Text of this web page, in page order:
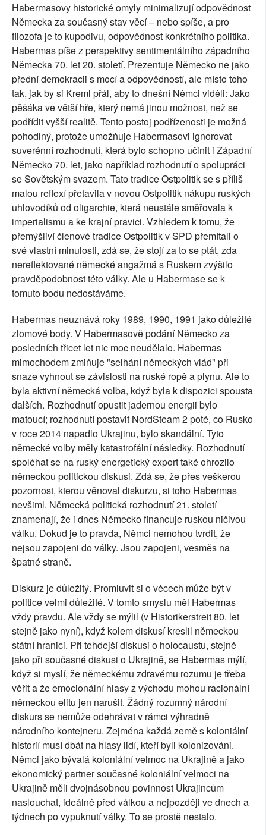
Habermasovy historické omyly minimalizují odpovědnost
Německa za současný stav věcí – nebo spíše, a pro
filozofa je to kupodivu, odpovědnost konkrétního politika.
Habermas píše z perspektivy sentimentálního západního
Německa 70. let 20. století. Prezentuje Německo ne jako
přední demokracii s mocí a odpovědností, ale místo toho
tak, jak by si Kreml přál, aby to dnešní Němci viděli: Jako
pěšáka ve větší hře, který nemá jinou možnost, než se
podřídit vyšší realitě. Tento postoj podřízenosti je možná
pohodlný, protože umožňuje Habermasovi ignorovat
suverénní rozhodnutí, která bylo schopno učinit i Západní
Německo 70. let, jako například rozhodnutí o spolupráci
se Sovětským svazem. Tato tradice Ostpolitik se s příliš
malou reflexí přetavila v novou Ostpolitik nákupu ruských
uhlovodíků od oligarchie, která neustále směřovala k
imperialismu a ke krajní pravici. Vzhledem k tomu, že
přemýšliví členové tradice Ostpolitik v SPD přemítali o
své vlastní minulosti, zdá se, že stojí za to se ptát, zda
nereflektované německé angažmá s Ruskem zvýšilo
pravděpodobnost této války. Ale u Habermase se k
tomuto bodu nedostáváme.
Habermas neuznává roky 1989, 1990, 1991 jako důležité
zlomové body. V Habermasově podání Německo za
posledních třicet let nic moc neudělalo. Habermas
mimochodem zmiňuje "selhání německých vlád" při
snaze vyhnout se závislosti na ruské ropě a plynu. Ale to
byla aktivní německá volba, když byla k dispozici spousta
dalších. Rozhodnutí opustit jadernou energii bylo
matoucí; rozhodnutí postavit NordSteam 2 poté, co Rusko
v roce 2014 napadlo Ukrajinu, bylo skandální. Tyto
německé volby měly katastrofální následky. Rozhodnutí
spoléhat se na ruský energetický export také ohrozilo
německou politickou diskusi. Zdá se, že přes veškerou
pozornost, kterou věnoval diskurzu, si toho Habermas
nevšiml. Německá politická rozhodnutí 21. století
znamenají, že i dnes Německo financuje ruskou ničivou
válku. Dokud je to pravda, Němci nemohou tvrdit, že
nejsou zapojeni do války. Jsou zapojeni, vesměs na
špatné straně.
Diskurz je důležitý. Promluvit si o věcech může být v
politice velmi důležité. V tomto smyslu měl Habermas
vždy pravdu. Ale vždy se mýlil (v Historikerstreit 80. let
stejně jako nyní), když kolem diskusí kreslil německou
státní hranici. Při tehdejší diskusi o holocaustu, stejně
jako při současné diskusi o Ukrajině, se Habermas mýlí,
když si myslí, že německému zdravému rozumu je třeba
věřit a že emocionální hlasy z východu mohou racionální
německou elitu jen narušit. Žádný rozumný národní
diskurs se nemůže odehrávat v rámci výhradně
národního kontejneru. Zejména každá země s koloniální
historií musí dbát na hlasy lidí, kteří byli kolonizováni.
Němci jako bývalá koloniální velmoc na Ukrajině a jako
ekonomický partner současné koloniální velmoci na
Ukrajině měli dvojnásobnou povinnost Ukrajincům
naslouchat, ideálně před válkou a nejpozději ve dnech a
týdnech po vypuknutí války. To se prostě nestalo.